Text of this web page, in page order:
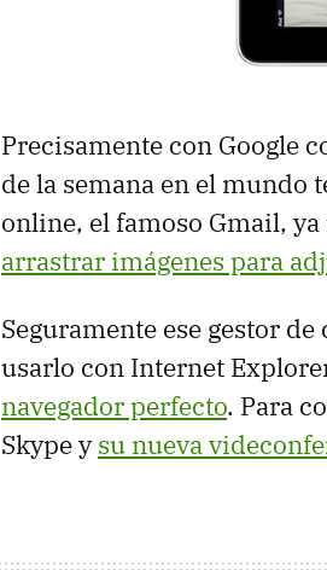
Precisamente con Google
de la semana en el mundo
online, el famoso Gmail,
arrastrar imágenes para
Seguramente ese gestor
usarlo con Internet
navegador perfecto. Para
Skype ysu nueva